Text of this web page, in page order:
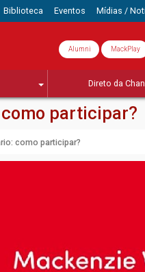
Biblioteca Eventos Mídias /
Alumni MackPlay
Direto da
participar?
como participar?